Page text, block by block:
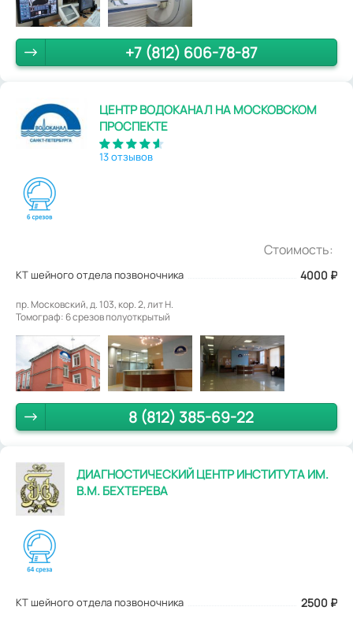
+7 (812) 606-78-87
ЦЕНТР ВОДОКАНАЛ НА МОСКОВСКОМ
ПРОСПЕКТЕ
13 отзывов
Стоимость:
КТ шейного отдела позвоночника 4000 ₽
пр. Московский, д. 103, кор. 2, лит Н.
Томограф: 6 срезов полуоткрытый
8 (812) 385-69-22
ДИАГНОСТИЧЕСКИЙ ЦЕНТР ИНСТИТУТА ИМ.
В.М. БЕХТЕРЕВА
КТ шейного отдела позвоночника 2500 ₽